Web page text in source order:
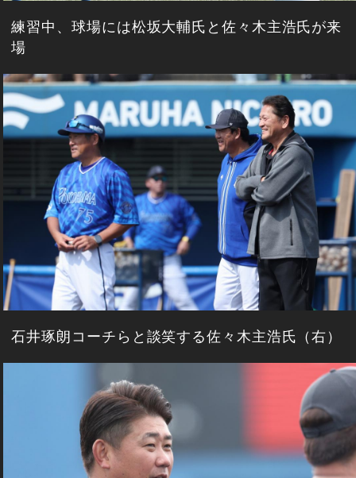
練習中、球場には松坂大輔氏と佐々木主浩氏が来
場
石井琢朗コーチらと談笑する佐々木主浩氏（右）